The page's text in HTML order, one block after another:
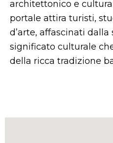
architettonico e
portale attira turisti,
d’arte, affascinati dalla
significato culturale
della ricca tradizione